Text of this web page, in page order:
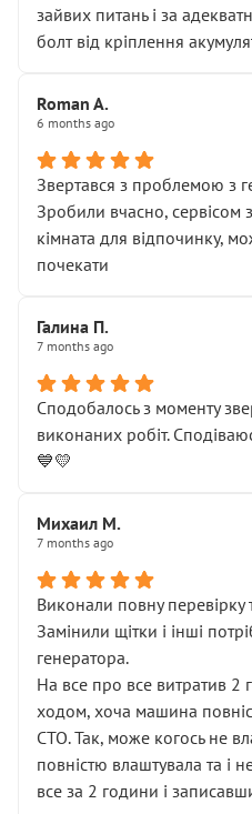
зайвих питань і за
болт від кріплення
Roman A.
6 months ago
Звертався з проблемою з
Зробили вчасно, сервісом
кімната для відпочинку,
почекати
Галина П.
7 months ago
Сподобалось з моменту
виконаних робіт.
💙💛
Михаил М.
7 months ago
Виконали повну перевірку
Замінили щітки і інші
генератора.
На все про все витратив 2
ходом, хоча машина
СТО. Так, може когось не
повністю влаштувала та і
все за 2 години і